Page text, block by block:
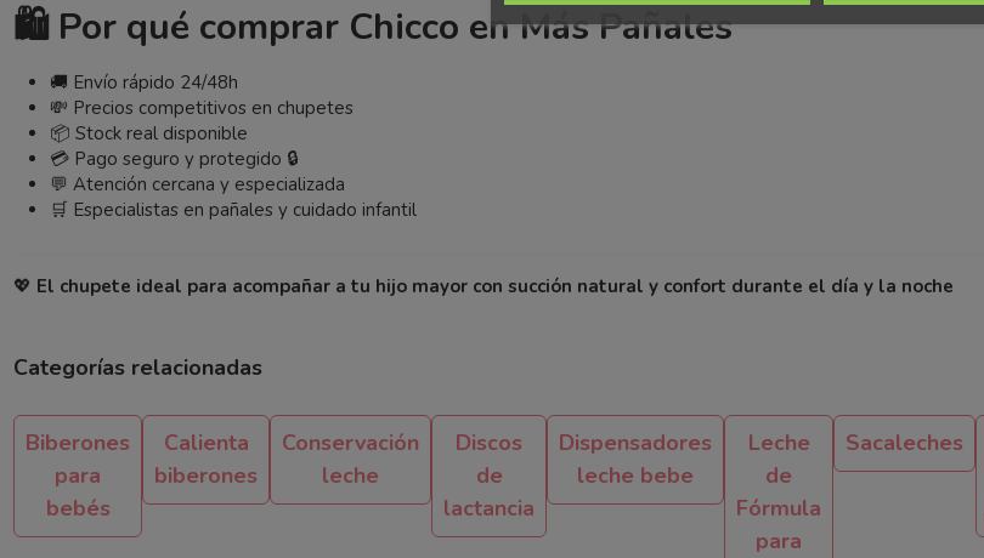
🛍️ Por qué comprar Chicco en Más Pañales
🚚 Envío rápido 24/48h
💸 Precios competitivos en chupetes
📦 Stock real disponible
💳 Pago seguro y protegido 🔒
💬 Atención cercana y especializada
🛒 Especialistas en pañales y cuidado infantil
💖 El chupete ideal para acompañar a tu hijo mayor con succión natural y confort durante el día y la noche
Categorías relacionadas
Biberones
para
bebés
Calienta
biberones
Conservación
leche
Discos
de
lactancia
Dispensadores
leche bebe
Leche
de
Fórmula
para
Sacaleches